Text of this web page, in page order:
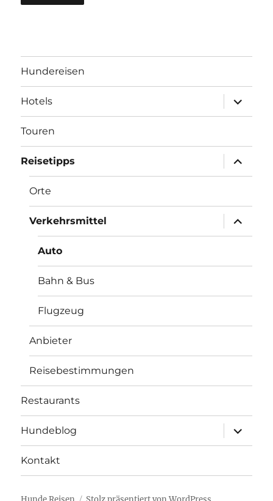
Hundereisen
Hotels
anzeigen
Touren
Reisetipps
anzeigen
Orte
Verkehrsmittel
anzeigen
Auto
Bahn & Bus
Flugzeug
Anbieter
Reisebestimmungen
Restaurants
Hundeblog
anzeigen
Kontakt